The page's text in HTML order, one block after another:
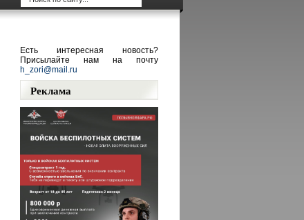
Есть интересная новость?
Присылайте нам на почту
h_zori@mail.ru
Реклама